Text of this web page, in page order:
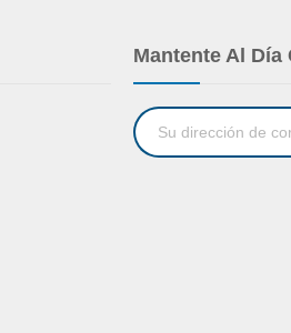
Mantente Al